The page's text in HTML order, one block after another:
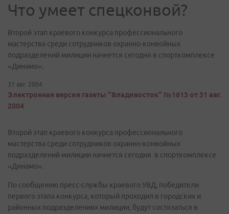
Что умеет спецконвой?
Второй этап краевого конкурса профессионального
мастерства среди сотрудников охранно-конвойных
подразделений милиции начнется сегодня в спорткомплексе
«Динамо».
31 авг. 2004
Электронная версия газеты "Владивосток" №1613 от 31 авг.
2004
Второй этап краевого конкурса профессионального
мастерства среди сотрудников охранно-конвойных
подразделений милиции начнется сегодня в спорткомплексе
«Динамо».
По сообщению пресс-службы краевого УВД, победители
первого этапа конкурса, который проходил в городских и
районных подразделениях милиции, будут состязаться в